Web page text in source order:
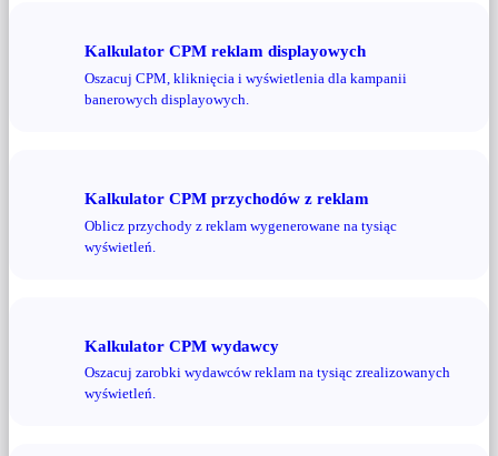
Kalkulator CPM reklam displayowych
Oszacuj CPM, kliknięcia i wyświetlenia dla kampanii
banerowych displayowych.
Kalkulator CPM przychodów z reklam
Oblicz przychody z reklam wygenerowane na tysiąc
wyświetleń.
Kalkulator CPM wydawcy
Oszacuj zarobki wydawców reklam na tysiąc zrealizowanych
wyświetleń.